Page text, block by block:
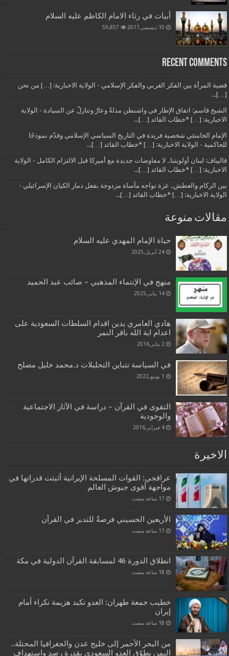
أبيات في رثاء الامام الكاظم عليه السلام
10 ديسمبر,2017 59,857
Recent Comments
قضية المرأة بين الفكر الغربي والفكر الإسلامي - الولاية الاخبارية: […] من نحن
[…]...
الشيخ قاسم: اتفاق الإطار في واشنطن مذلةٌ وعارٌ وتنازلٌ عن السيادة - الولاية
الاخبارية: […] *خطاب القائد […]...
الإمام الخامنئي شخصية فريدة في التاريخ السياسي الإسلامي وقدّم نموذجًا
للحاكمية - الولاية الاخبارية: […] *خطاب القائد […]...
قاليباف: لبنان أولويتنا.. لا مفاوضات جديدة مع أميركا قبل الالتزام الكامل - الولاية
الاخبارية: […] *خطاب القائد […]...
بين الركام والعطش.. غزة تواجه مأساة مزدوجة بفعل دمار الكيان الإسرائيلي -
الولاية الاخبارية: […] *خطاب القائد […]...
مقالات منوعة
حياة الإمام المهدي عليه السلام
24 أبريل,2025
منهج في الإنتماء المذهبي – صائب عبد الحميد
14 يناير,2025
هادي العامري يدين اقدام السلطات السعودية على
اعدام اية الله باقر النمر
2 يناير,2016
في السياسة تتباين التحليلات د.محمد خليل مصلح
1 يونيو,2022
التقوى في القرآن – دراسة في الآثار الاجتماعية
والوجودية
4 فبراير,2016
الاخيرة
عراقجي: القوات المسلحة الإيرانية أثبتت قدراتها في
مواجهة أقوى جيوش العالم
الأربعين الحسيني فرصةٌ للتدبر في القرآن
انطلاق الدورة 46 لمسابقة القرآن الدولية في مكة
خطيب جمعة طهران: العدو تكبد هزيمة نكراء أمام
إيران
من البحر الأحمر إلى خليج عدن والجغرافيا المحتلة..
اليمن يطوّق العدو السعودي بقدرة رصد واستهداف